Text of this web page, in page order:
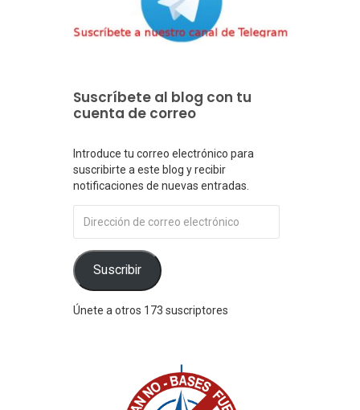
Suscríbete al blog con tu
cuenta de correo
Introduce tu correo electrónico para
suscribirte a este blog y recibir
notificaciones de nuevas entradas.
de
correo
electrónico
Suscribir
Únete a otros 173 suscriptores